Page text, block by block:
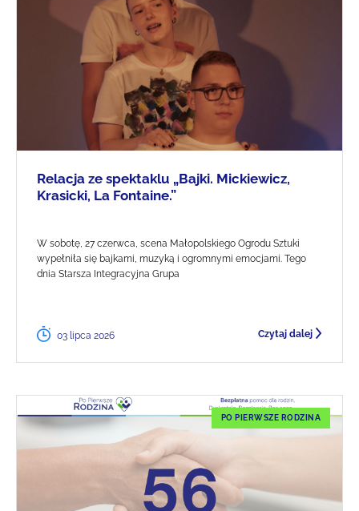
Relacja ze spektaklu „Bajki. Mickiewicz,
Krasicki, La Fontaine.”
W sobotę, 27 czerwca, scena Małopolskiego Ogrodu Sztuki
wypełniła się bajkami, muzyką i ogromnymi emocjami. Tego
dnia Starsza Integracyjna Grupa
03 lipca 2026 Czytaj dalej
PO PIERWSZE RODZINA